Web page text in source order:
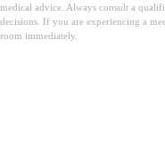
medical advice. Always consult a
decisions. If you are experiencing a
room immediately.